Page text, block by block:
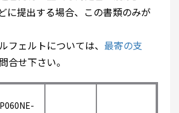
に提出する場合、この書類のみが
フェルトについては、 最寄の支
合せ下さい。